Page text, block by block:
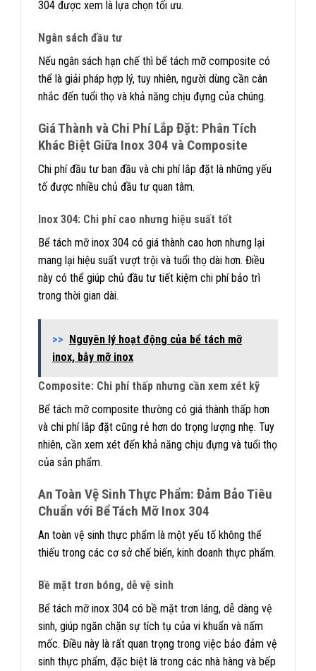
304 được xem là lựa chọn tối ưu.
Ngân sách đầu tư
Nếu ngân sách hạn chế thì bể tách mỡ composite có
thể là giải pháp hợp lý, tuy nhiên, người dùng cần cân
nhắc đến tuổi thọ và khả năng chịu đựng của chúng.
Giá Thành và Chi Phí Lắp Đặt: Phân Tích
Khác Biệt Giữa Inox 304 và Composite
Chi phí đầu tư ban đầu và chi phí lắp đặt là những yếu
tố được nhiều chủ đầu tư quan tâm.
Inox 304: Chi phí cao nhưng hiệu suất tốt
Bể tách mỡ inox 304 có giá thành cao hơn nhưng lại
mang lại hiệu suất vượt trội và tuổi thọ dài hơn. Điều
này có thể giúp chủ đầu tư tiết kiệm chi phí bảo trì
trong thời gian dài.
>> Nguyên lý hoạt động của bể tách mỡ
inox, bẫy mỡ inox
Composite: Chi phí thấp nhưng cần xem xét kỹ
Bể tách mỡ composite thường có giá thành thấp hơn
và chi phí lắp đặt cũng rẻ hơn do trọng lượng nhẹ. Tuy
nhiên, cần xem xét đến khả năng chịu đựng và tuổi thọ
của sản phẩm.
An Toàn Vệ Sinh Thực Phẩm: Đảm Bảo Tiêu
Chuẩn với Bể Tách Mỡ Inox 304
An toàn vệ sinh thực phẩm là một yếu tố không thể
thiếu trong các cơ sở chế biến, kinh doanh thực phẩm.
Bề mặt trơn bóng, dễ vệ sinh
Bể tách mỡ inox 304 có bề mặt trơn láng, dễ dàng vệ
sinh, giúp ngăn chặn sự tích tụ của vi khuẩn và nấm
mốc. Điều này là rất quan trọng trong việc bảo đảm vệ
sinh thực phẩm, đặc biệt là trong các nhà hàng và bếp